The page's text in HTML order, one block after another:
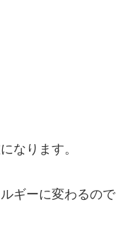
なります。
ギーに変わるので